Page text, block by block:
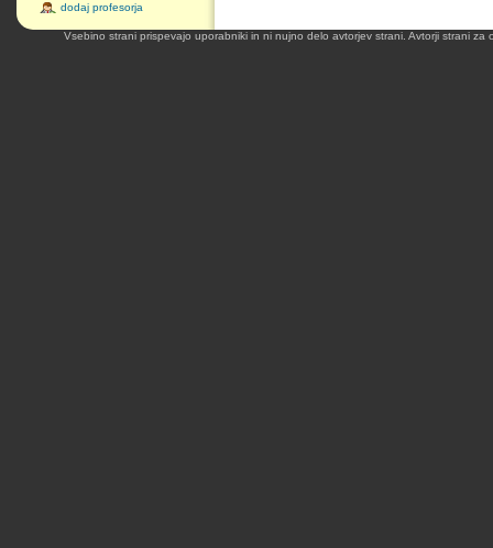
dodaj profesorja
Vsebino strani prispevajo uporabniki in ni nujno delo avtorjev strani. Avtorji strani